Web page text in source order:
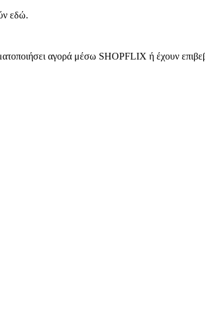
εδώ.
αγορά μέσω SHOPFLIX ή έχουν